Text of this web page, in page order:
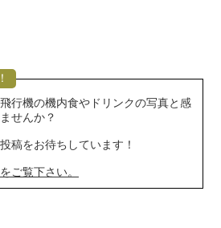
行機の機内食やドリンクの写真と感
せんか？
稿をお待ちしています！
ご覧下さい。